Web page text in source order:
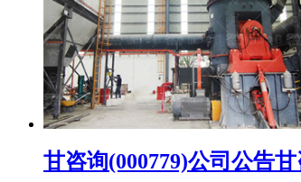
甘咨询(000779)公司公告